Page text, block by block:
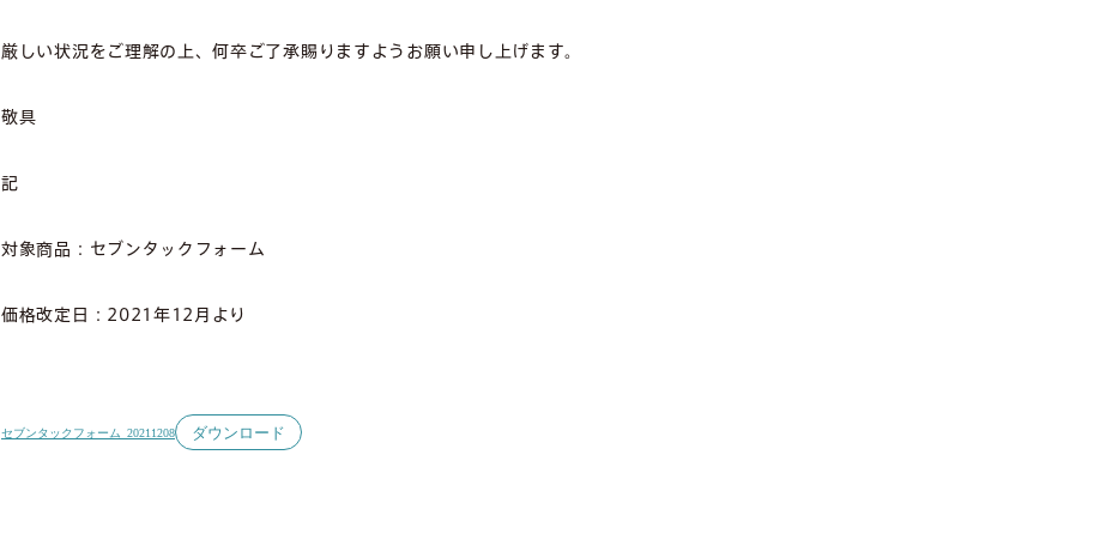
厳しい状況をご理解の上、何卒ご了承賜りますようお願い申し上げます。
敬具
記
対象商品：セブンタックフォーム
価格改定日：2021年12月より
セブンタックフォーム_20211208 ダウンロード